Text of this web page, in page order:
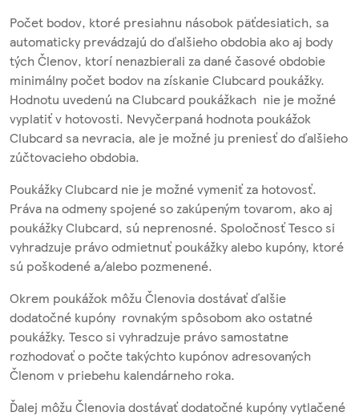
Počet bodov, ktoré presiahnu násobok päťdesiatich, sa
automaticky prevádzajú do ďalšieho obdobia ako aj body
tých Členov, ktorí nenazbierali za dané časové obdobie
minimálny počet bodov na získanie Clubcard poukážky.
Hodnotu uvedenú na Clubcard poukážkach nie je možné
vyplatiť v hotovosti. Nevyčerpaná hodnota poukážok
Clubcard sa nevracia, ale je možné ju preniesť do ďalšieho
zúčtovacieho obdobia.
Poukážky Clubcard nie je možné vymeniť za hotovosť.
Práva na odmeny spojené so zakúpeným tovarom, ako aj
poukážky Clubcard, sú neprenosné. Spoločnosť Tesco si
vyhradzuje právo odmietnuť poukážky alebo kupóny, ktoré
sú poškodené a/alebo pozmenené.
Okrem poukážok môžu Členovia dostávať ďalšie
dodatočné kupóny rovnakým spôsobom ako ostatné
poukážky. Tesco si vyhradzuje právo samostatne
rozhodovať o počte takýchto kupónov adresovaných
Členom v priebehu kalendárneho roka.
Ďalej môžu Členovia dostávať dodatočné kupóny vytlačené